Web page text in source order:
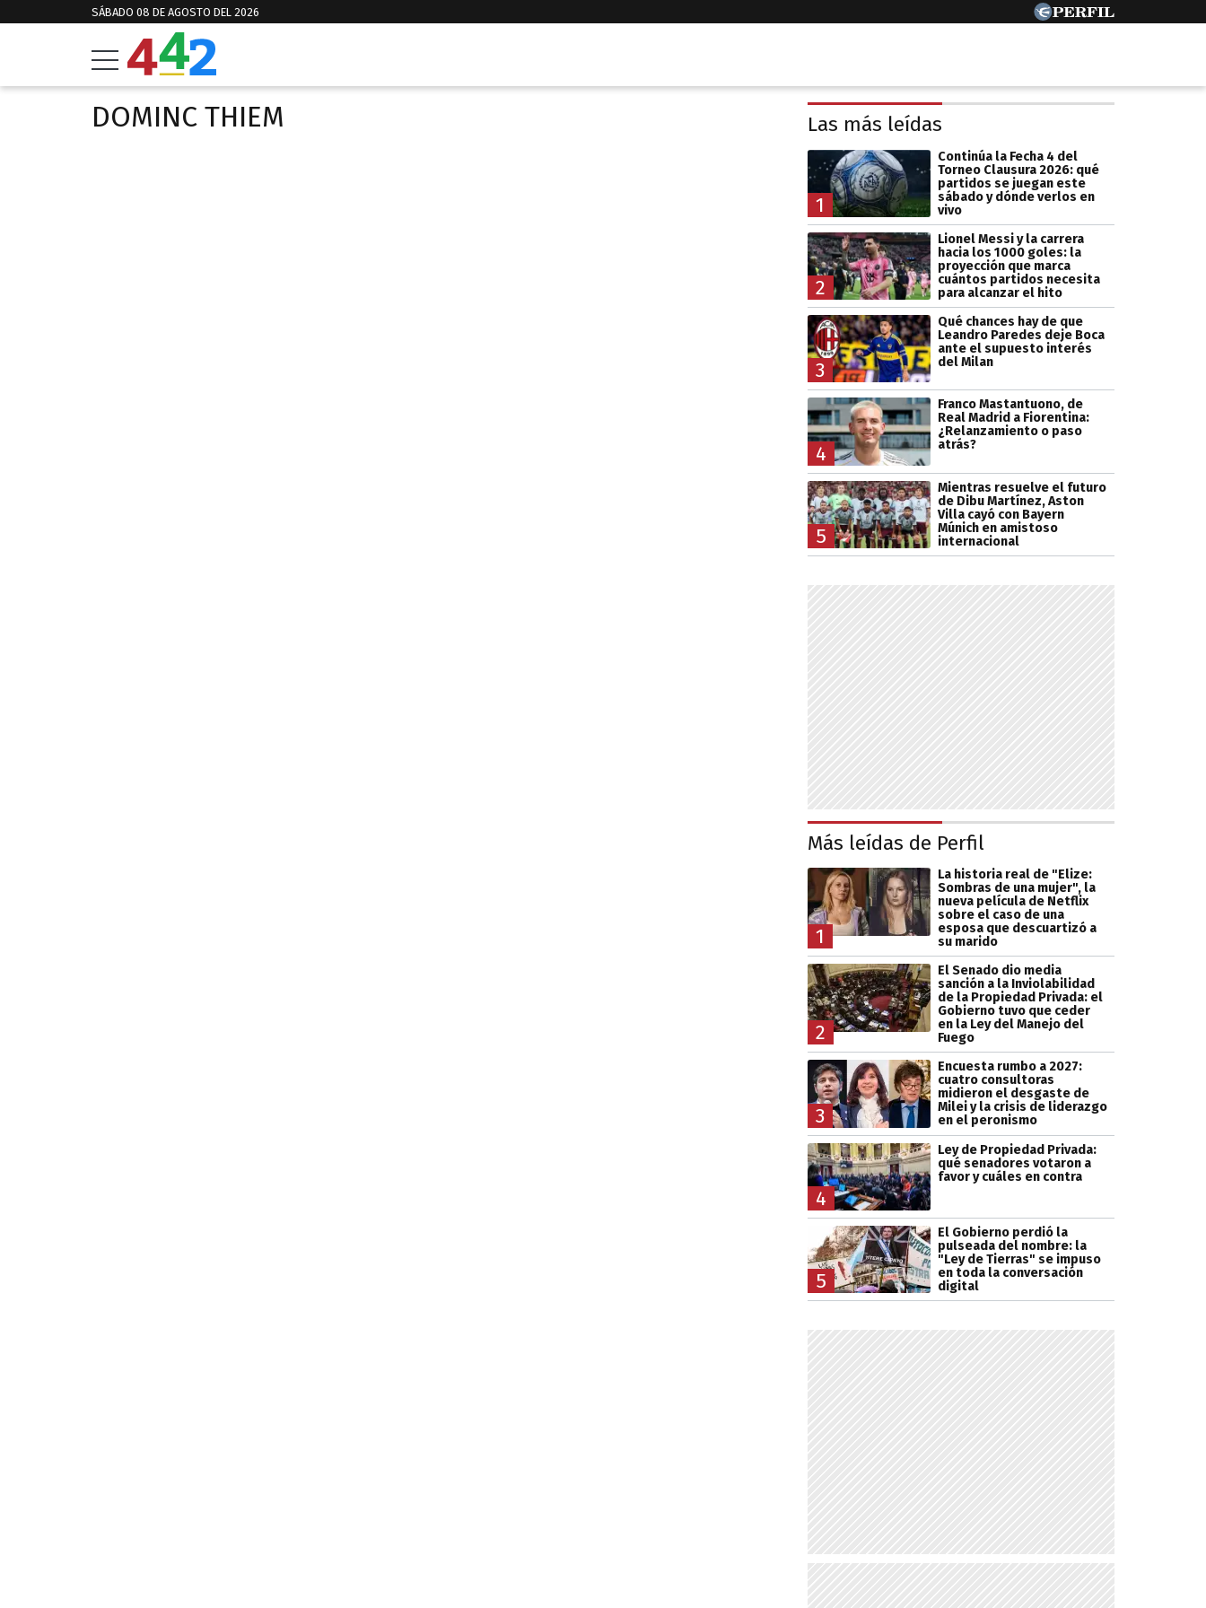
SÁBADO 08 DE AGOSTO DEL 2026
DOMINC THIEM Las más leídas
1
Continúa la Fecha 4 del
Torneo Clausura 2026: qué
partidos se juegan este
sábado y dónde verlos en
vivo
2
Lionel Messi y la carrera
hacia los 1000 goles: la
proyección que marca
cuántos partidos necesita
para alcanzar el hito
3
Qué chances hay de que
Leandro Paredes deje Boca
ante el supuesto interés
del Milan
4
Franco Mastantuono, de
Real Madrid a Fiorentina:
¿Relanzamiento o paso
atrás?
5
Mientras resuelve el futuro
de Dibu Martínez, Aston
Villa cayó con Bayern
Múnich en amistoso
internacional
Más leídas de Perfil
1
La historia real de "Elize:
Sombras de una mujer", la
nueva película de Netflix
sobre el caso de una
esposa que descuartizó a
su marido
2
El Senado dio media
sanción a la Inviolabilidad
de la Propiedad Privada: el
Gobierno tuvo que ceder
en la Ley del Manejo del
Fuego
3
Encuesta rumbo a 2027:
cuatro consultoras
midieron el desgaste de
Milei y la crisis de liderazgo
en el peronismo
4
Ley de Propiedad Privada:
qué senadores votaron a
favor y cuáles en contra
5
El Gobierno perdió la
pulseada del nombre: la
"Ley de Tierras" se impuso
en toda la conversación
digital